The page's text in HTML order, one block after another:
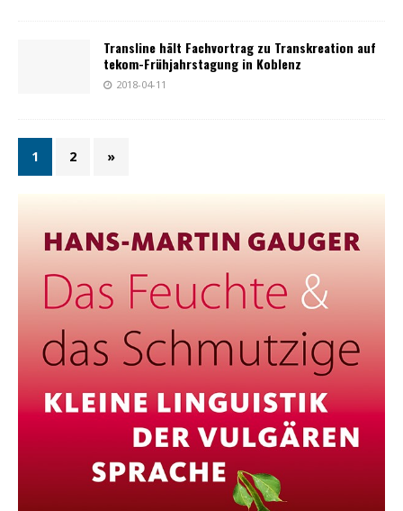
Transline hält Fachvortrag zu Transkreation auf
tekom-Frühjahrstagung in Koblenz
2018-04-11
1 2 »